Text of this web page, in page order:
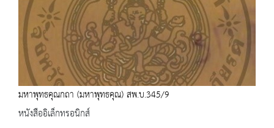
มหาพุทธคุณกถา (มหาพุทธคุณ) สพ.บ.345/9
หนังสืออิเล็กทรอนิกส์